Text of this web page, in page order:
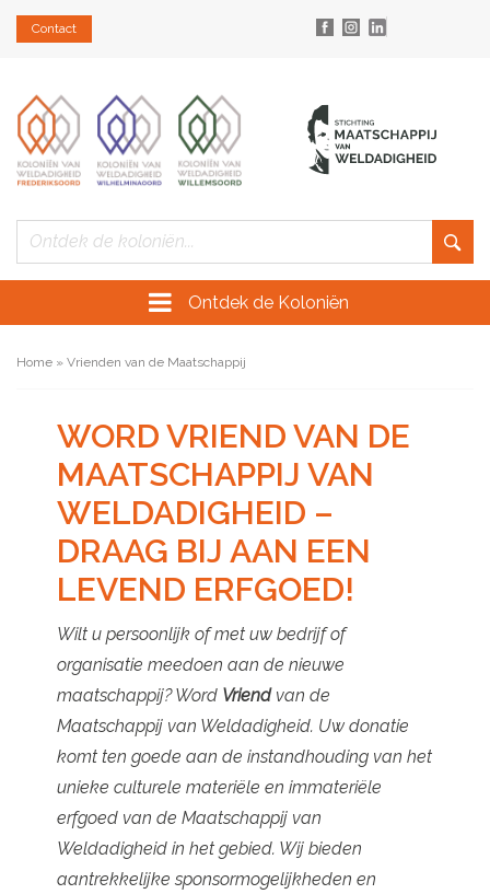
Contact
Ontdek de Koloniën
Home » Vrienden van de Maatschappij
WORD VRIEND VAN DE
MAATSCHAPPIJ VAN
WELDADIGHEID –
DRAAG BIJ AAN EEN
LEVEND ERFGOED!
Wilt u persoonlijk of met uw bedrijf of
organisatie meedoen aan de nieuwe
maatschappij? Word Vriendvan de
Maatschappij van Weldadigheid. Uw donatie
komt ten goede aan de instandhouding van het
unieke culturele materiële en immateriële
erfgoed van de Maatschappij van
Weldadigheid in het gebied. Wij bieden
aantrekkelijke sponsormogelijkheden en